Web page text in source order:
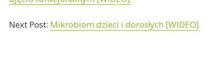
Next Post: Mikrobiom dzieci i dorosłych [WIDEO]